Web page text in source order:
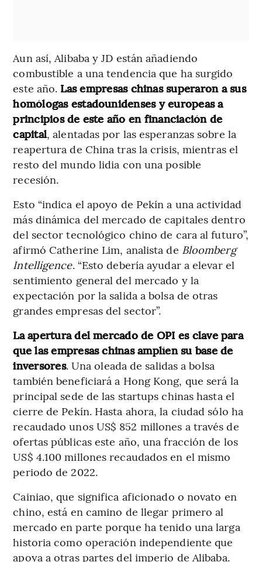
Aun así, Alibaba y JD están añadiendo
combustible a una tendencia que ha surgido
este año. Las empresas chinas superaron a sus
homólogas estadounidenses y europeas a
principios de este año en financiación de
capital, alentadas por las esperanzas sobre la
reapertura de China tras la crisis, mientras el
resto del mundo lidia con una posible
recesión.
Esto “indica el apoyo de Pekín a una actividad
más dinámica del mercado de capitales dentro
del sector tecnológico chino de cara al futuro”,
afirmó Catherine Lim, analista de Bloomberg
Intelligence. “Esto debería ayudar a elevar el
sentimiento general del mercado y la
expectación por la salida a bolsa de otras
grandes empresas del sector”.
La apertura del mercado de OPI es clave para
que las empresas chinas amplíen su base de
inversores. Una oleada de salidas a bolsa
también beneficiará a Hong Kong, que será la
principal sede de las startups chinas hasta el
cierre de Pekín. Hasta ahora, la ciudad sólo ha
recaudado unos US$ 852 millones a través de
ofertas públicas este año, una fracción de los
US$ 4.100 millones recaudados en el mismo
periodo de 2022.
Cainiao, que significa aficionado o novato en
chino, está en camino de llegar primero al
mercado en parte porque ha tenido una larga
historia como operación independiente que
apoya a otras partes del imperio de Alibaba.